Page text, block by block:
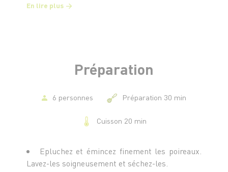
- Sel et poivre
En lire plus
Préparation
6 personnes Préparation 30 min
Cuisson 20 min
Epluchez et émincez finement les poireaux.
Lavez-les soigneusement et séchez-les.